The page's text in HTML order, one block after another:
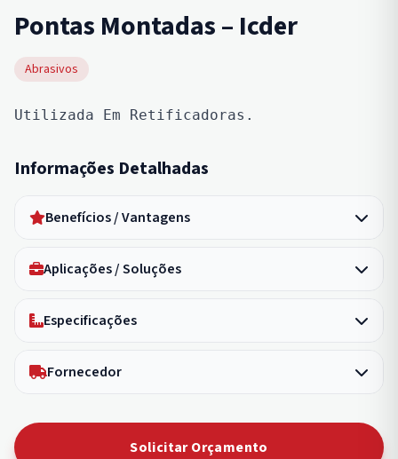
Pontas Montadas – Icder
Abrasivos
Utilizada Em Retificadoras.
Informações Detalhadas
Benefícios / Vantagens
Aplicações / Soluções
Especificações
Fornecedor
Solicitar Orçamento